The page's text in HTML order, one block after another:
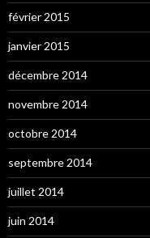
février 2015
janvier 2015
décembre 2014
novembre 2014
octobre 2014
septembre 2014
juillet 2014
juin 2014